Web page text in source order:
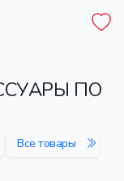
ПО
Все товары